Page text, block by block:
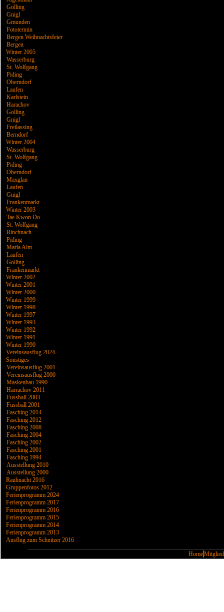
Golling
Gnigl
Gmunden
Fototermin
Bergen Weihnachtsfeier
Bergen
Winter 2005
Wasserburg
St. Wolfgang
Piding
Oberndorf
Laufen
Karlstein
Harachov
Golling
Gnigl
Freilassing
Berndorf
Winter 2004
Wasserburg
St. Wolfgang
Piding
Oberndorf
Maxglan
Laufen
Gnigl
Frankenmarkt
Winter 2003
Tae Kwon Do
St. Wolfgang
Rinchnach
Piding
Maria Alm
Laufen
Golling
Frankenmarkt
Winter 2002
Winter 2001
Winter 2000
Winter 1999
Winter 1998
Winter 1997
Winter 1993
Winter 1992
Winter 1991
Winter 1990
Vereinsausflug 2024
Sonstiges
Vereinsausflug 2001
Vereinsausflug 2000
Maskenbau 1990
Harrachov 2011
Fussball 2003
Fussball 2001
Fasching 2014
Fasching 2012
Fasching 2008
Fasching 2004
Fasching 2002
Fasching 2001
Fasching 1994
Ausstellung 2010
Ausstellung 2000
Rauhnacht 2016
Gruppenfotos 2012
Ferienprogramm 2024
Ferienprogramm 2017
Ferienprogramm 2016
Ferienprogramm 2015
Ferienprogramm 2014
Ferienprogramm 2013
Ausflug zum Schnitzer 2016
Home